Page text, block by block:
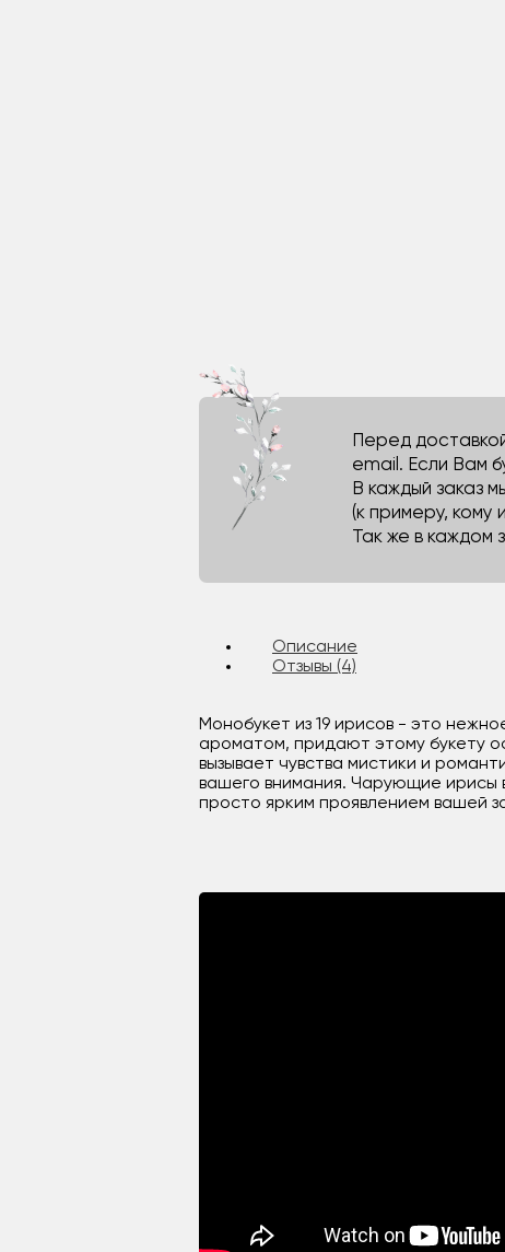
Перед
email. Если Вам
В каждый заказ
(к примеру, кому
Так же в каждом
Описание
Отзывы (4)
Монобукет из 19 ирисов - это
ароматом, придают этому букету
вызывает чувства мистики и
вашего внимания. Чарующие ирисы
просто ярким проявлением вашей